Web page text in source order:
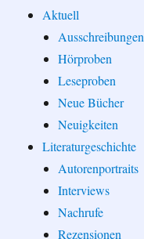
Aktuell
Ausschreibungen
Hörproben
Leseproben
Neue Bücher
Neuigkeiten
Literaturgeschichte
Autorenportraits
Interviews
Nachrufe
Rezensionen